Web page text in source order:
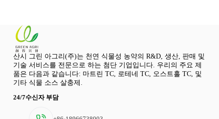
산시 그린 아그리(주)는 천연 식물성 농약의 R&D, 생산, 판매 및
기술 서비스를 전문으로 하는 첨단 기업입니다. 우리의 주요 제
품은 다음과 같습니다: 마트린 TC, 로테네 TC, 오스트홀 TC, 및
기타 식물 소스 살충제.
24/7수신자 부담